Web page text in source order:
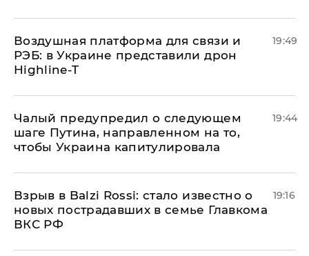
Воздушная платформа для связи и
РЭБ: в Украине представили дрон
Highline-T
19:49
Чалый предупредил о следующем
шаге Путина, направленном на то,
чтобы Украина капитулировала
19:44
Взрыв в Balzi Rossi: стало известно о
новых пострадавших в семье Главкома
ВКС РФ
19:16